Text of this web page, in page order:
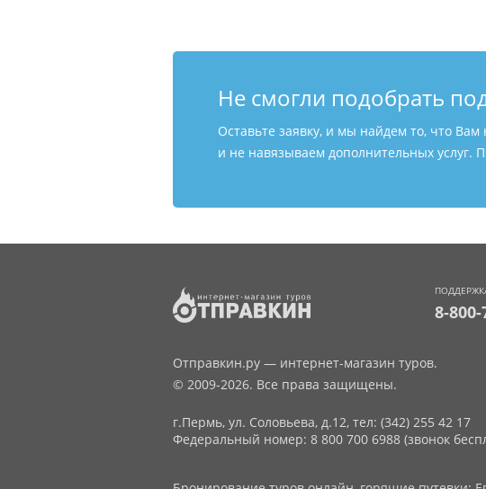
Не смогли подобрать
Оставьте заявку, и мы найдем то, что
и не навязываем дополнительных услуг.
8-
Отправкин.ру — интернет-магазин туров.
© 2009-2026. Все права защищены.
г.Пермь, ул. Соловьева, д.12, тел: (342) 255 42 17
Федеральный номер: 8 800 700 6988 (звонок